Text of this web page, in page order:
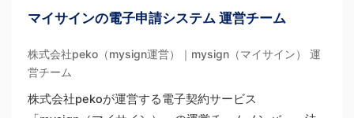
マイサインの電子申請システム 運営チーム
株式会社peko（mysign運営）｜mysign（マイサイン） 運
営チーム
株式会社pekoが運営する電子契約サービス